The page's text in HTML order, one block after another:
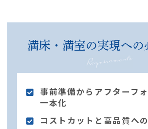
満床・満室の実現への
事前準備からアフターフ
一本化
コストカットと高品質へ